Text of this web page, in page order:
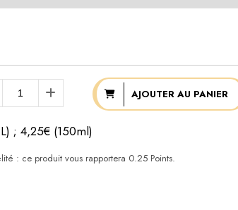
AJOUTER AU PANIER
; 4,25€ (150ml)
: ce produit vous rapportera 0.25Points.